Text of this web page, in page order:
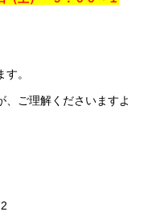
。
、ご理解くださいますよ